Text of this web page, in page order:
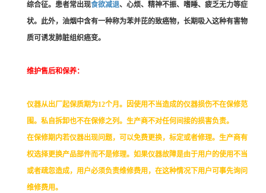
综合征。患者常出现食欲减退、心烦、精神不振、嗜睡、疲乏无力等症
状。此外，油烟中含有一种称为苯并芘的致癌物，长期吸入这种有害物
质可诱发肺脏组织癌变。
维护售后和保养：
仪器从出厂起保质期为12个月。因使用不当造成的仪器损伤不在保修范
围。私自拆卸也不在保修之列。生产商不对任何间接的损害负责。
在保修期内若仪器出现问题，可以免费更换，标定或者修理。生产商有
权选择更换产品部件而不是修理。如果仪器故障是由于用户的使用不当
或者疏忽造成，用户必须负责维修费用，在这种情况下用户可事先询问
维修费用。